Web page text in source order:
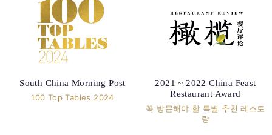
South China Morning Post
100 Top Tables 2024
2021 ~ 2022 China Feast
Restaurant Award
꼭 방문해야 할 특별 추천 레스토
랑